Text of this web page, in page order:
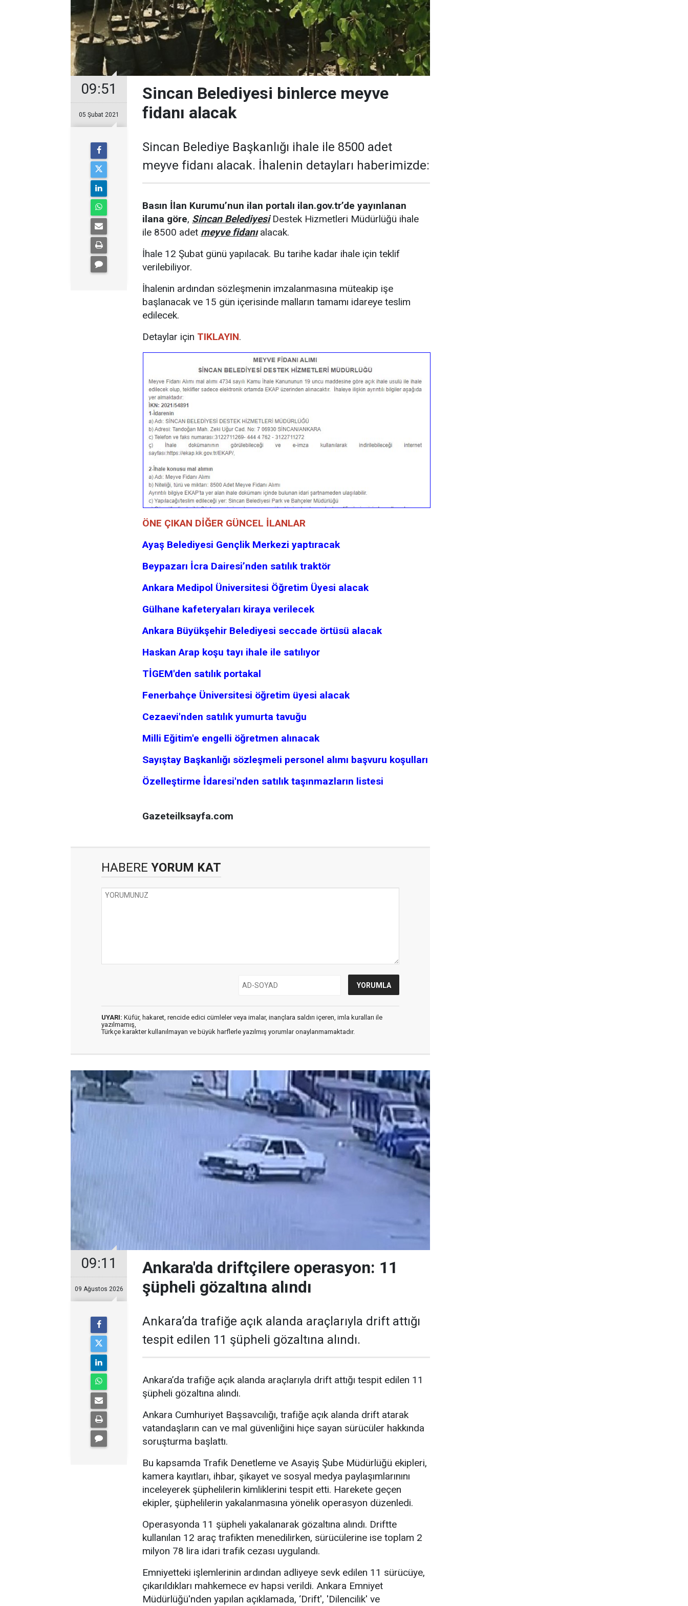
09:51
05 Şubat 2021
Sincan Belediyesi binlerce meyve
fidanı alacak
Sincan Belediye Başkanlığı ihale ile 8500 adet
meyve fidanı alacak. İhalenin detayları haberimizde:
Basın İlan Kurumu’nun ilan portalı ilan.gov.tr’de yayınlanan
ilana göre, Sincan BelediyesiDestek Hizmetleri Müdürlüğü ihale
ile 8500 adet meyve fidanıalacak.
İhale 12 Şubat günü yapılacak. Bu tarihe kadar ihale için teklif
verilebiliyor.
İhalenin ardından sözleşmenin imzalanmasına müteakip işe
başlanacak ve 15 gün içerisinde malların tamamı idareye teslim
edilecek.
Detaylar için TIKLAYIN.
ÖNE ÇIKAN DİĞER GÜNCEL İLANLAR
Ayaş Belediyesi Gençlik Merkezi yaptıracak
Beypazarı İcra Dairesi’nden satılık traktör
Ankara Medipol Üniversitesi Öğretim Üyesi alacak
Gülhane kafeteryaları kiraya verilecek
Ankara Büyükşehir Belediyesi seccade örtüsü alacak
Haskan Arap koşu tayı ihale ile satılıyor
TİGEM'den satılık portakal
Fenerbahçe Üniversitesi öğretim üyesi alacak
Cezaevi'nden satılık yumurta tavuğu
Milli Eğitim'e engelli öğretmen alınacak
Sayıştay Başkanlığı sözleşmeli personel alımı başvuru koşulları
Özelleştirme İdaresi'nden satılık taşınmazların listesi
Gazeteilksayfa.com
HABERE YORUM KAT
UYARI: Küfür, hakaret, rencide edici cümleler veya imalar, inançlara saldırı içeren, imla kuralları ile
yazılmamış,
Türkçe karakter kullanılmayan ve büyük harflerle yazılmış yorumlar onaylanmamaktadır.
09:11
09 Ağustos 2026
Ankara'da driftçilere operasyon: 11
şüpheli gözaltına alındı
Ankara’da trafiğe açık alanda araçlarıyla drift attığı
tespit edilen 11 şüpheli gözaltına alındı.
Ankara’da trafiğe açık alanda araçlarıyla drift attığı tespit edilen 11
şüpheli gözaltına alındı.
Ankara Cumhuriyet Başsavcılığı, trafiğe açık alanda drift atarak
vatandaşların can ve mal güvenliğini hiçe sayan sürücüler hakkında
soruşturma başlattı.
Bu kapsamda Trafik Denetleme ve Asayiş Şube Müdürlüğü ekipleri,
kamera kayıtları, ihbar, şikayet ve sosyal medya paylaşımlarınını
inceleyerek şüphelilerin kimliklerini tespit etti. Harekete geçen
ekipler, şüphelilerin yakalanmasına yönelik operasyon düzenledi.
Operasyonda 11 şüpheli yakalanarak gözaltına alındı. Driftte
kullanılan 12 araç trafikten menedilirken, sürücülerine ise toplam 2
milyon 78 lira idari trafik cezası uygulandı.
Emniyetteki işlemlerinin ardından adliyeye sevk edilen 11 sürücüye,
çıkarıldıkları mahkemece ev hapsi verildi. Ankara Emniyet
Müdürlüğü'nden yapılan açıklamada, ‘Drift', 'Dilencilik' ve